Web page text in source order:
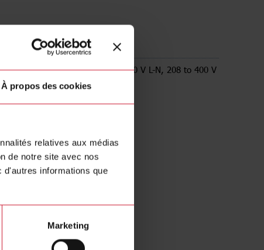
À propos des cookies
relatives aux médias
de notre site avec nos
d'autres informations que
Marketing
MID Energy analyzer, 120 to 230 V L-N, 208 to 400 V
A, RS485 Modbus RTU